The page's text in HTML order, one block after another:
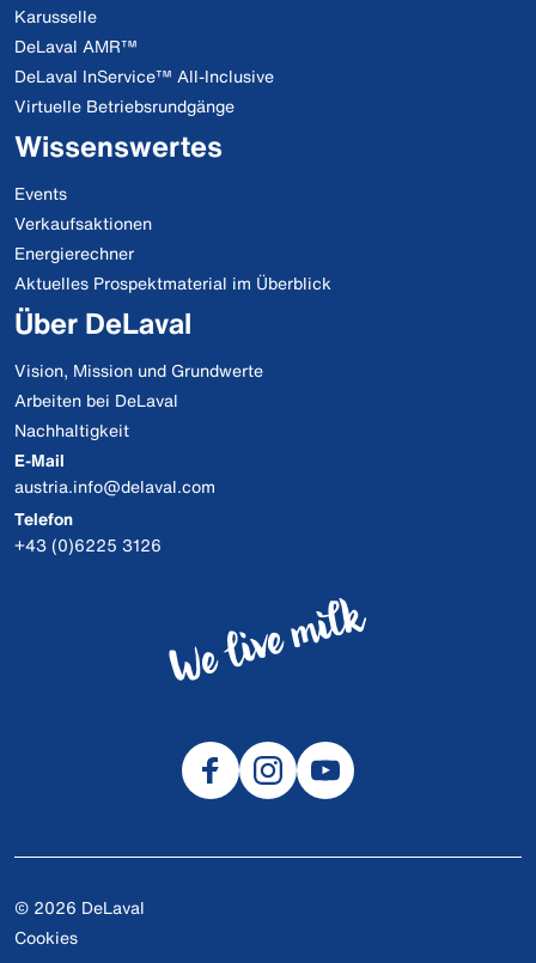
Karusselle
DeLaval AMR™
DeLaval InService™ All-Inclusive
Virtuelle Betriebsrundgänge
Wissenswertes
Events
Verkaufsaktionen
Energierechner
Aktuelles Prospektmaterial im Überblick
Über DeLaval
Vision, Mission und Grundwerte
Arbeiten bei DeLaval
Nachhaltigkeit
E-Mail
austria.info@delaval.com
Telefon
+43 (0)6225 3126
© 2026 DeLaval
Cookies